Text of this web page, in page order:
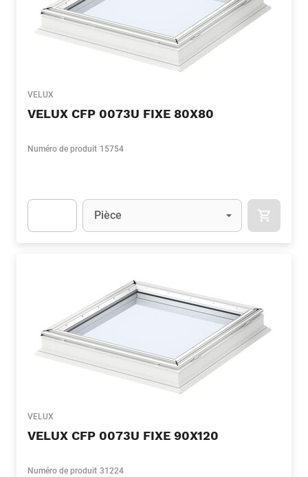
VELUX
VELUX CFP 0073U FIXE 80X80
Numéro de produit 15754
Unité
Pièce
VELUX
VELUX CFP 0073U FIXE 90X120
Numéro de produit 31224